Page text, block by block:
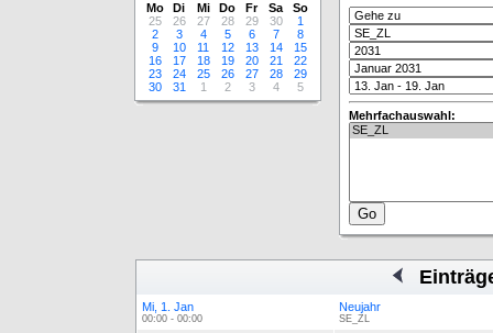
Mo
Di Mi Do Fr Sa
So
25
26 27 28 29 30
1
2
3 4 5 6 7
8
9
10 11 12 13 14
15
16
17 18 19 20 21
22
23
24 25 26 27 28
29
30
31 1 2 3 4 5
Mehrfachauswahl:
Mi, 1. Jan
00:00 - 00:00
Neujahr
SE_ZL